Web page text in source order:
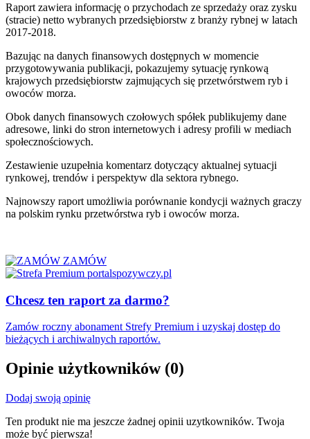
Raport zawiera informację o przychodach ze sprzedaży oraz zysku
(stracie) netto wybranych przedsiębiorstw z branży rybnej w latach
2017-2018.
Bazując na danych finansowych dostępnych w momencie
przygotowywania publikacji, pokazujemy sytuację rynkową
krajowych przedsiębiorstw zajmujących się przetwórstwem ryb i
owoców morza.
Obok danych finansowych czołowych spółek publikujemy dane
adresowe, linki do stron internetowych i adresy profili w mediach
społecznościowych.
Zestawienie uzupełnia komentarz dotyczący aktualnej sytuacji
rynkowej, trendów i perspektyw dla sektora rybnego.
Najnowszy raport umożliwia porównanie kondycji ważnych graczy
na polskim rynku przetwórstwa ryb i owoców morza.
ZAMÓW
Chcesz ten raport za darmo?
Zamów roczny abonament Strefy Premium i uzyskaj dostęp do
bieżących i archiwalnych raportów.
Opinie użytkowników (0)
Dodaj swoją opinię
Ten produkt nie ma jeszcze żadnej opinii uzytkowników. Twoja
może być pierwsza!